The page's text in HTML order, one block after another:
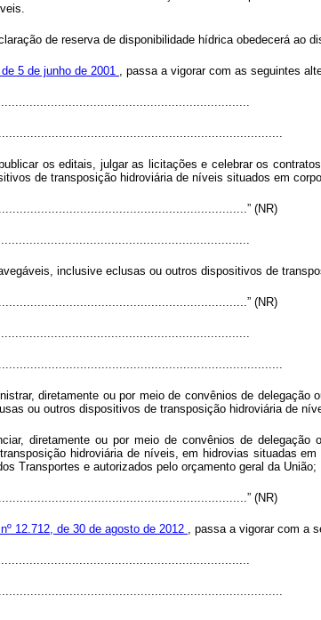
de reserva de disponibilidade hídrica obedecerá ao
5 de junho de 2001 , passa a vigorar com as seguintes
os editais, julgar as licitações e celebrar os
de transposição hidroviária de níveis situados em
(NR)
inclusive eclusas ou outros dispositivos de
(NR)
diretamente ou por meio de convênios de
ou outros dispositivos de transposição hidroviária de
diretamente ou por meio de convênios de
hidroviária de níveis, em hidrovias situadas
Transportes e autorizados pelo orçamento geral da União;
(NR)
nº 12.712, de 30 de agosto de 2012 , passa a vigorar com a